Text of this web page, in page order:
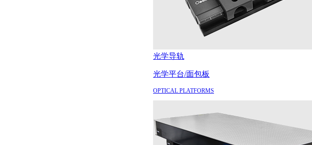
光学导轨
光学平台/面包板
OPTICAL PLATFORMS